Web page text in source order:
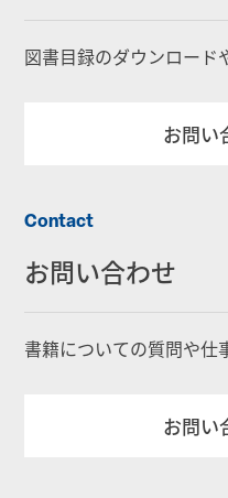
図書目録のダウンロード
お問い
Contact
お問い合わせ
書籍についての質問や仕
お問い